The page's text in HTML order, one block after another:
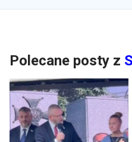
Polecane posty z